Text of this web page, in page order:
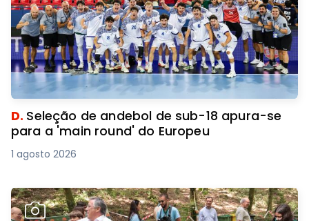
D. Seleção de andebol de sub-18 apura-se
para a 'main round' do Europeu
1 agosto 2026